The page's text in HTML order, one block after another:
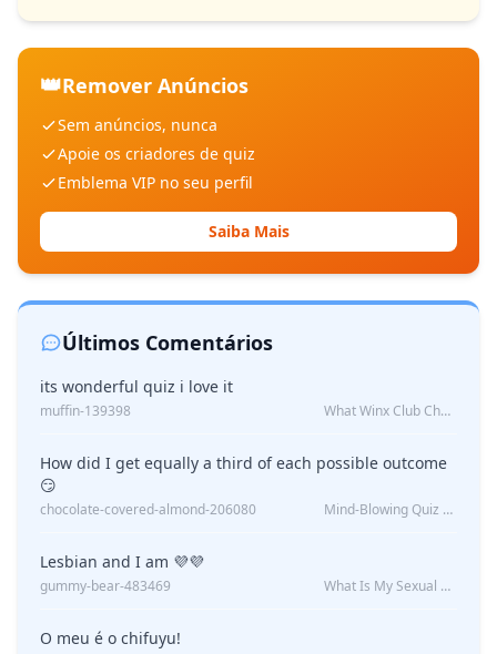
👑Remover Anúncios
Sem anúncios, nunca
Apoie os criadores de quiz
Emblema VIP no seu perfil
Saiba Mais
Últimos Comentários
its wonderful quiz i love it
muffin-139398 What Winx Club Character Are You?
How did I get equally a third of each possible outcome
😏
chocolate-covered-almond-206080 Mind-Blowing Quiz Reveals: Will I Be Alone Forever?
Lesbian and I am 💜💜
gummy-bear-483469 What Is My Sexual Orientation: Uncovered
O meu é o chifuyu!